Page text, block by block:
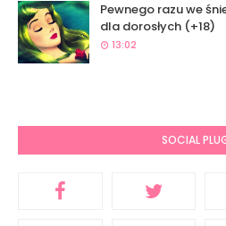
Pewnego razu we
dla dorosłych (+18)
13:02
SOCIAL